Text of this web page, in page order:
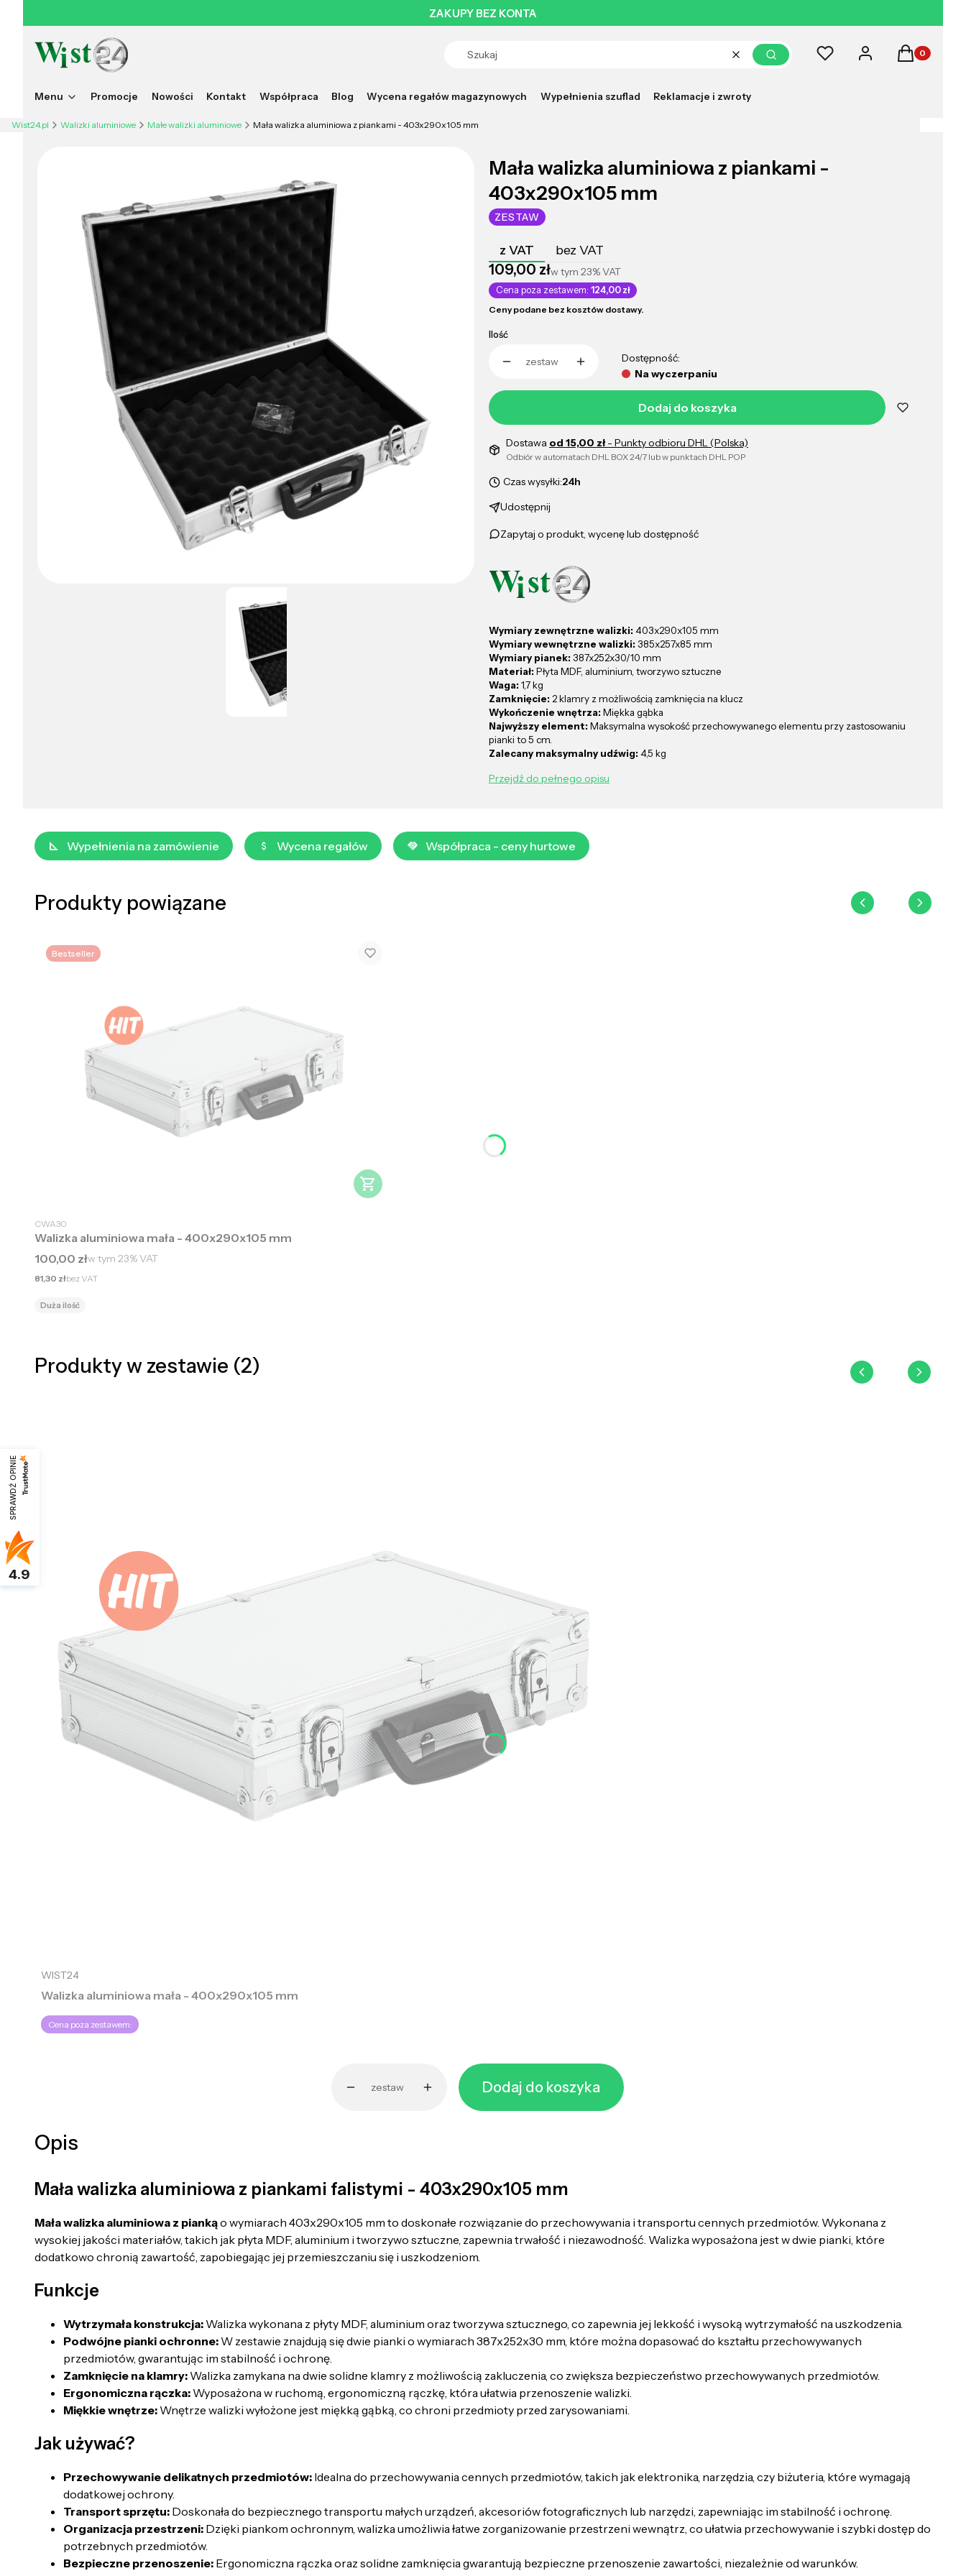
ZAKUPY BEZ KONTA
WyczyśćSzukaj
Ulubione Zaloguj sięProdukty w
Koszyk
Menu Promocje Nowości Kontakt Współpraca Blog Wycena regałów magazynowych Wypełnienia szuflad Reklamacje i zwroty
Wist24.pl Walizki aluminiowe Małe walizki aluminiowe Mała walizka aluminiowa z piankami - 403x290x105 mm
Mała walizka aluminiowa z piankami -
403x290x105 mm
ZESTAW
z VAT bez VAT
Cena
109,00 złw tym 23%VAT
Cena poza zestawem: 124,00 zł
Ceny podane bez kosztów dostawy.
Ilość
zestaw
Dostępność:
Na wyczerpaniu
Dodaj do koszyka
Dostawa od 15,00 zł- Punkty odbioru DHL (Polska)
Odbiór w automatach DHL BOX 24/7 lub w punktach DHL POP
Czas wysyłki:24h
Udostępnij
Zapytaj o produkt, wycenę lub dostępność
Wymiary zewnętrzne walizki: 403x290x105 mm
Wymiary wewnętrzne walizki: 385x257x85 mm
Wymiary pianek: 387x252x30/10 mm
Materiał: Płyta MDF, aluminium, tworzywo sztuczne
Waga: 1,7 kg
Zamknięcie: 2 klamry z możliwością zamknięcia na klucz
Wykończenie wnętrza: Miękka gąbka
Najwyższy element: Maksymalna wysokość przechowywanego elementu przy zastosowaniu
pianki to 5 cm.
Zalecany maksymalny udźwig: 4,5 kg
Przejdź do pełnego opisu
Wypełnienia na zamówienie Wycena regałów Współpraca - ceny hurtowe
Produkty powiązane
Bestseller
CWA30
Walizka aluminiowa mała - 400x290x105 mm
Cena brutto
100,00 złw tym 23%VAT
Cena netto
81,30 złbez VAT
Duża ilość
Produkty w zestawie (2)
WIST24
Walizka aluminiowa mała - 400x290x105 mm
Cena poza zestawem:
zestaw Dodaj do koszyka
Opis
Mała walizka aluminiowa z piankami falistymi - 403x290x105 mm
Mała walizka aluminiowa z piankąo wymiarach 403x290x105 mm to doskonałe rozwiązanie do przechowywania i transportu cennych przedmiotów. Wykonana z
wysokiej jakości materiałów, takich jak płyta MDF, aluminium i tworzywo sztuczne, zapewnia trwałość i niezawodność. Walizka wyposażona jest w dwie pianki, które
dodatkowo chronią zawartość, zapobiegając jej przemieszczaniu się i uszkodzeniom.
Funkcje
Wytrzymała konstrukcja: Walizka wykonana z płyty MDF, aluminium oraz tworzywa sztucznego, co zapewnia jej lekkość i wysoką wytrzymałość na uszkodzenia.
Podwójne pianki ochronne: W zestawie znajdują się dwie pianki o wymiarach 387x252x30 mm, które można dopasować do kształtu przechowywanych
przedmiotów, gwarantując im stabilność i ochronę.
Zamknięcie na klamry: Walizka zamykana na dwie solidne klamry z możliwością zakluczenia, co zwiększa bezpieczeństwo przechowywanych przedmiotów.
Ergonomiczna rączka: Wyposażona w ruchomą, ergonomiczną rączkę, która ułatwia przenoszenie walizki.
Miękkie wnętrze: Wnętrze walizki wyłożone jest miękką gąbką, co chroni przedmioty przed zarysowaniami.
Jak używać?
Przechowywanie delikatnych przedmiotów: Idealna do przechowywania cennych przedmiotów, takich jak elektronika, narzędzia, czy biżuteria, które wymagają
dodatkowej ochrony.
Transport sprzętu: Doskonała do bezpiecznego transportu małych urządzeń, akcesoriów fotograficznych lub narzędzi, zapewniając im stabilność i ochronę.
Organizacja przestrzeni: Dzięki piankom ochronnym, walizka umożliwia łatwe zorganizowanie przestrzeni wewnątrz, co ułatwia przechowywanie i szybki dostęp do
potrzebnych przedmiotów.
Bezpieczne przenoszenie: Ergonomiczna rączka oraz solidne zamknięcia gwarantują bezpieczne przenoszenie zawartości, niezależnie od warunków.
SPRAWDŹ OPINIE
4.9